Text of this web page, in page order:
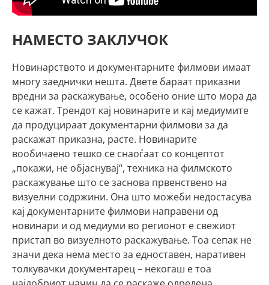
НАМЕСТО ЗАКЛУЧОК
Новинарството и документарните филмови имаат
многу заеднички нешта. Двете бараат приказни
вредни за раскажување, особено оние што мора да
се кажат. Трендот кај новинарите и кај медиумите
да продуцираат документарни филмови за да
раскажат приказна, расте. Новинарите
вообичаено тешко се снаоѓаат со концептот
„покажи, не објаснувај“, техника на филмското
раскажување што се заснова првенствено на
визуелни содржини. Она што можеби недостасува
кај документарните филмови направени од
новинари и од медиуми во регионот е свежиот
пристап во визуелното раскажување. Тоа сепак не
значи дека нема место за едноставен, наративен
толкувачки документарец – некогаш е тоа